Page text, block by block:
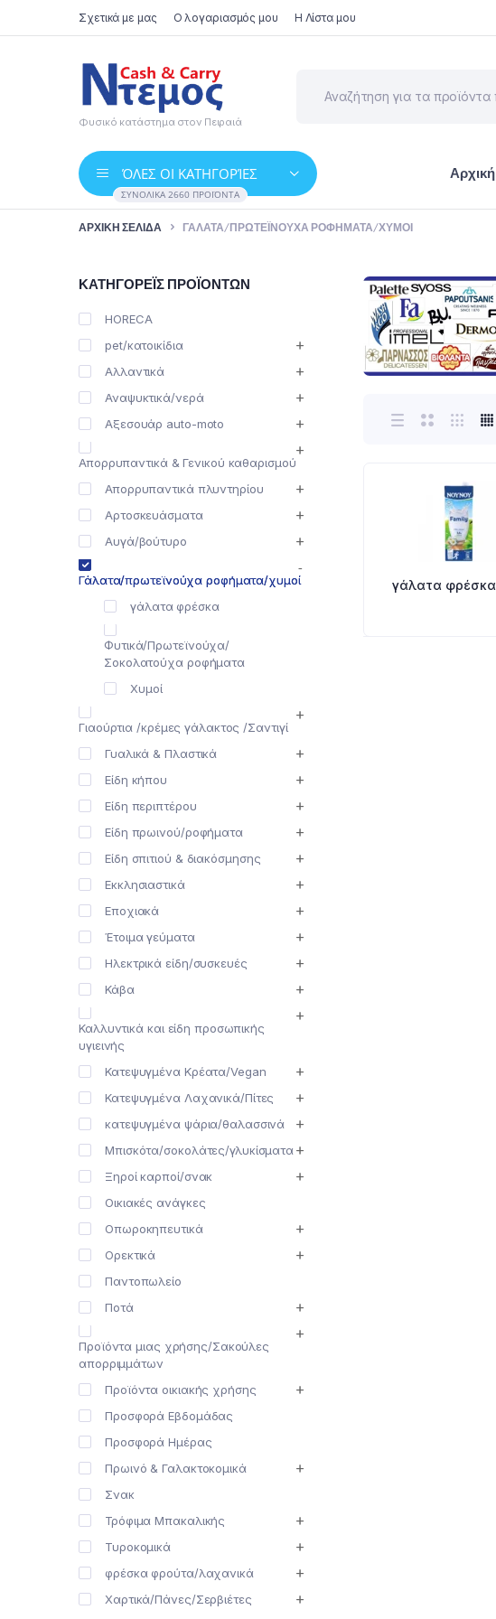
Σχετικά με μας Ο λογαριασμός μου Η Λίστα μου
Φυσικό κατάστημα στον Πειραιά
ΌΛΕΣ ΟΙ ΚΑΤΗΓΟΡΊΕΣ
ΣΥΝΟΛΙΚΆ 2660 ΠΡΟΪΌΝΤΑ
Αρχική
ΑΡΧΙΚΉ ΣΕΛΊΔΑ ΓΆΛΑΤΑ/ΠΡΩΤΕΪΝΟΎΧΑ ΡΟΦΉΜΑΤΑ/ΧΥΜΟΊ
γάλατα φρέσκα
ΚΑΤΗΓΟΡΈΙΣ ΠΡΟΪΌΝΤΩΝ
HORECA
pet/κατοικίδια
Αλλαντικά
Αναψυκτικά/νερά
Αξεσουάρ auto-moto
Απορρυπαντικά & Γενικού καθαρισμού
Απορρυπαντικά πλυντηρίου
Αρτοσκευάσματα
Αυγά/βούτυρο
Γάλατα/πρωτεϊνούχα ροφήματα/χυμοί
γάλατα φρέσκα
Φυτικά/Πρωτεϊνούχα/
Σοκολατούχα ροφήματα
Χυμοί
Γιαούρτια /κρέμες γάλακτος /Σαντιγί
Γυαλικά & Πλαστικά
Είδη κήπου
Είδη περιπτέρου
Είδη πρωινού/ροφήματα
Είδη σπιτιού & διακόσμησης
Εκκλησιαστικά
Εποχιακά
Έτοιμα γεύματα
Ηλεκτρικά είδη/συσκευές
Κάβα
Καλλυντικά και είδη προσωπικής
υγιεινής
Κατεψυγμένα Κρέατα/Vegan
Κατεψυγμένα Λαχανικά/Πίτες
κατεψυγμένα ψάρια/θαλασσινά
Μπισκότα/σοκολάτες/γλυκίσματα
Ξηροί καρποί/σνακ
Οικιακές ανάγκες
Οπωροκηπευτικά
Ορεκτικά
Παντοπωλείο
Ποτά
Προϊόντα μιας χρήσης/Σακούλες
απορριμμάτων
Προϊόντα οικιακής χρήσης
Προσφορά Εβδομάδας
Προσφορά Ημέρας
Πρωινό & Γαλακτοκομικά
Σνακ
Τρόφιμα Μπακαλικής
Τυροκομικά
φρέσκα φρούτα/λαχανικά
Χαρτικά/Πάνες/Σερβιέτες